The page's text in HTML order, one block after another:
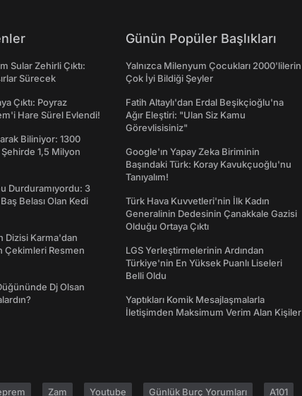
Sular Zehirli Çıktı:
Sürecek
Çıktı: Poyraz
Hare Sürel Evlendi!
Biliniyor: 1300
Şehirde 1,5 Milyon
Durduramıyordu: 3
Belası Olan Kedi
Dizisi Karma'dan
Çekimleri Resmen
Dj Olsan
Günün Popüler Başlıkları
Yalnızca Milenyum Çocukları 2000'lilerin
Çok İyi Bildiği Şeyler
Fatih Altaylı'dan Erdal Beşikçioğlu'na
Ağır Eleştiri: "Ulan Siz Kamu
Görevlisisiniz"
Google'ın Yapay Zeka Biriminin
Başındaki Türk: Koray Kavukçuoğlu'nu
Tanıyalım!
Türk Hava Kuvvetleri'nin İlk Kadın
Generalinin Dedesinin Çanakkale Gazisi
Olduğu Ortaya Çıktı
LGS Yerleştirmelerinin Ardından
Türkiye'nin En Yüksek Puanlı Liseleri
Belli Oldu
Yaptıkları Komik Mesajlaşmalarla
İletişimden Maksimum Verim Alan Kişiler
Zam Youtube Günlük Burç Yorumları A101